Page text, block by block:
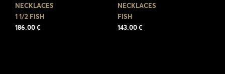
NECKLACES
1 1/2 FISH
186.00 €
NECKLACES
FISH
143.00 €